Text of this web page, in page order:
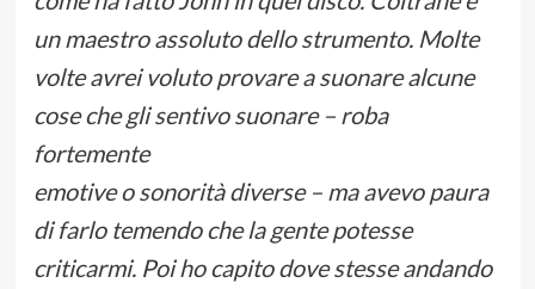
un maestro assoluto dello strumento. Molte
volte avrei voluto provare a suonare alcune
cose che gli sentivo suonare – roba
fortemente
emotive o sonorità diverse – ma avevo paura
di farlo temendo che la gente potesse
criticarmi. Poi ho capito dove stesse andando